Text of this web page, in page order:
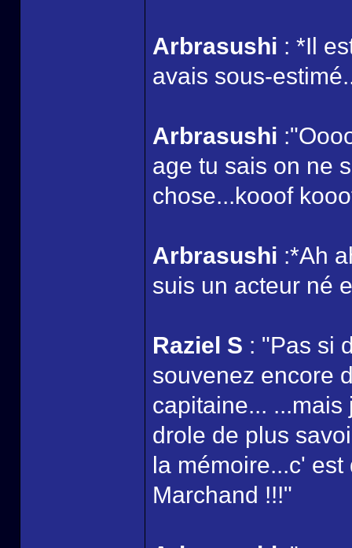
Arbrasushi : *Il
avais sous-
Arbrasushi
age tu sais on ne
chose...kooof
Arbrasushi :*Ah
suis un acteur né
Raziel S : "Pas si
souvenez encore
capitaine...
drole de plus
la mémoire...c'
Marchand !!!"